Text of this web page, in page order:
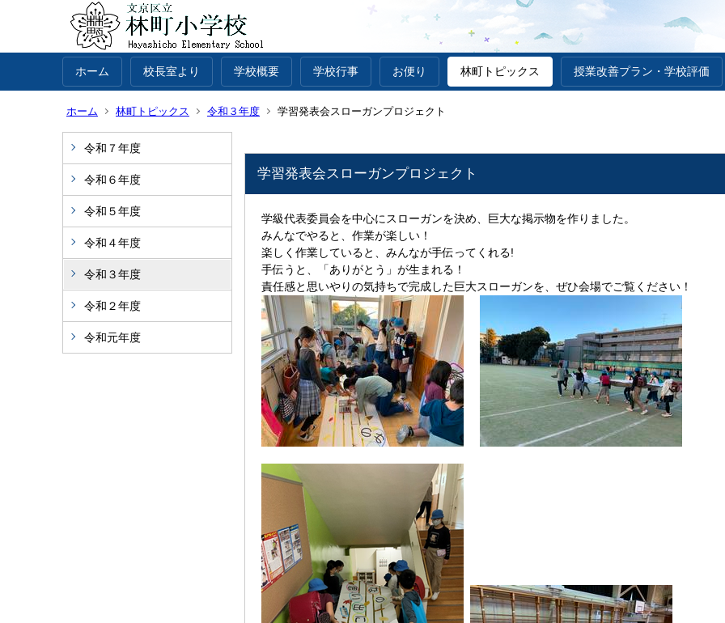
ホーム 校長室より 学校概要 学校行事 お便り 林町トピックス 授業改善プラン・学校評価
ホーム 林町トピックス 令和３年度 学習発表会スローガンプロジェクト
令和７年度
令和６年度
令和５年度
令和４年度
令和３年度
令和２年度
令和元年度
学習発表会スローガンプロジェクト
学級代表委員会を中心にスローガンを決め、巨大な掲示物を作りました。
みんなでやると、作業が楽しい！
楽しく作業していると、みんなが手伝ってくれる!
手伝うと、「ありがとう」が生まれる！
責任感と思いやりの気持ちで完成した巨大スローガンを、ぜひ会場でご覧ください！